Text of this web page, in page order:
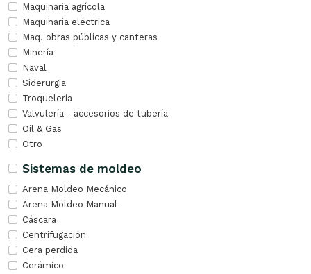
Maquinaria agrícola
Maquinaria eléctrica
Maq. obras públicas y canteras
Minería
Naval
Siderurgia
Troquelería
Valvulería - accesorios de tubería
Oil & Gas
Otro
Sistemas de moldeo
Arena Moldeo Mecánico
Arena Moldeo Manual
Cáscara
Centrifugación
Cera perdida
Cerámico